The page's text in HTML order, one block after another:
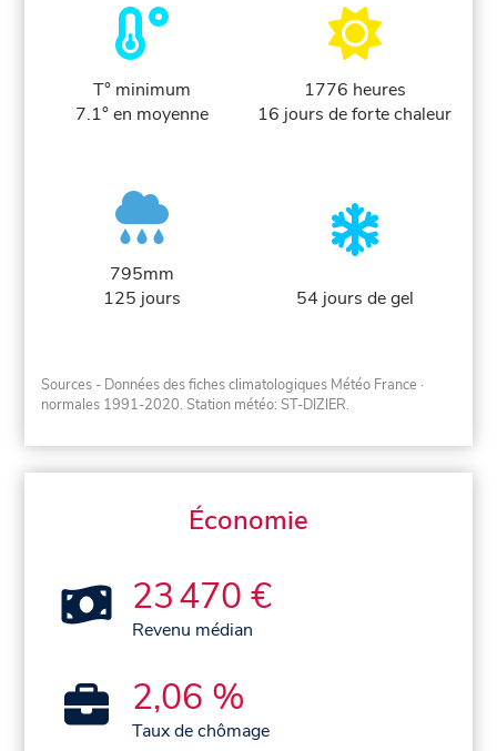
T° minimum
7.1° en moyenne
1776 heures
16 jours de forte chaleur
795mm
125 jours
54 jours de gel
Sources - Données des fiches climatologiques Météo France ·
normales 1991-2020. Station météo: ST-DIZIER.
Économie
23 470 €
Revenu médian
2,06 %
Taux de chômage